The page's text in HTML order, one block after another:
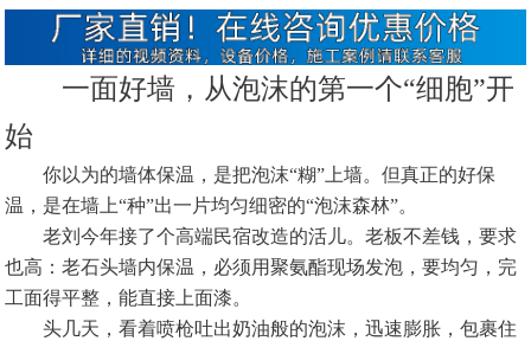
一面好墙，从泡沫的第一个“细胞”开
始
你以为的墙体保温，是把泡沫“糊”上墙。但真正的好保
温，是在墙上“种”出一片均匀细密的“泡沫森林”。
老刘今年接了个高端民宿改造的活儿。老板不差钱，要求
也高：老石头墙内保温，必须用聚氨酯现场发泡，要均匀，完
工面得平整，能直接上面漆。
头几天，看着喷枪吐出奶油般的泡沫，迅速膨胀，包裹住